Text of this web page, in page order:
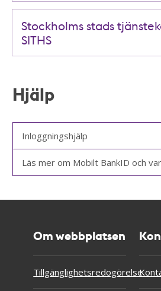
Stockholms stads
SITHS
Hjälp
Inloggningshjälp
Läs mer om Mobilt BankID och
Om webbplatsen
Tillgänglighetsredogörelse